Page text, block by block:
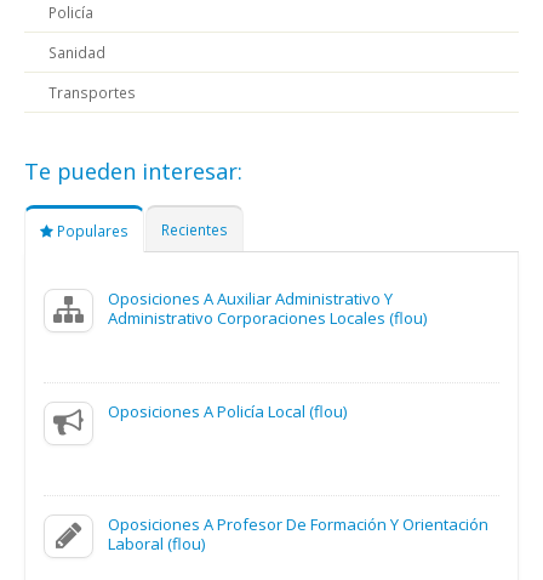
Policía
Sanidad
Transportes
Te pueden interesar:
Populares Recientes
Oposiciones A Auxiliar Administrativo Y
Administrativo Corporaciones Locales (flou)
Oposiciones A Policía Local (flou)
Oposiciones A Profesor De Formación Y Orientación
Laboral (flou)